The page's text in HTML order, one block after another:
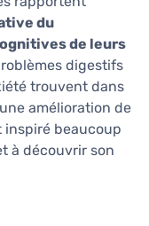
du
de leurs
digestifs
trouvent dans
amélioration de
inspiré beaucoup
à découvrir son